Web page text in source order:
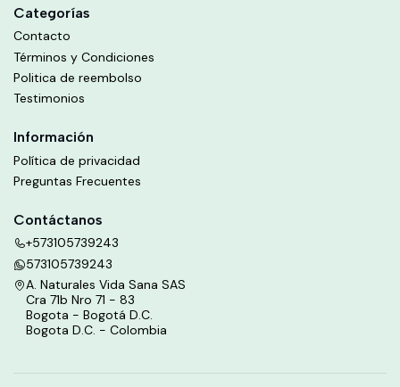
Categorías
Contacto
Términos y Condiciones
Politica de reembolso
Testimonios
Información
Política de privacidad
Preguntas Frecuentes
Contáctanos
+573105739243
573105739243
A. Naturales Vida Sana SAS
Cra 71b Nro 71 - 83
Bogota - Bogotá D.C.
Bogota D.C. - Colombia